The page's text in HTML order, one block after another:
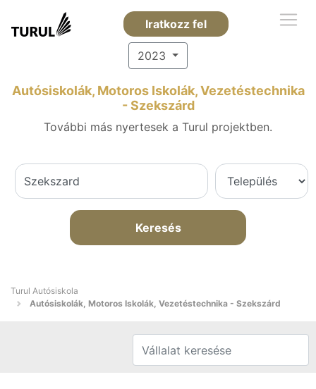
Iratkozz fel
2023
Autósiskolák, Motoros Iskolák, Vezetéstechnika
- Szekszárd
További más nyertesek a Turul projektben.
Keresés
Turul Autósiskola
Autósiskolák, Motoros Iskolák, Vezetéstechnika - Szekszárd